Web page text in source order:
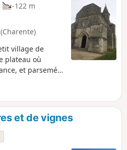
-122 m
village de
plateau où
et parsemé
grandes
et de vignes